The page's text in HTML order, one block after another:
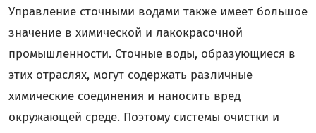
Управление сточными водами также имеет большое
значение в химической и лакокрасочной
промышленности. Сточные воды, образующиеся в
этих отраслях, могут содержать различные
химические соединения и наносить вред
окружающей среде. Поэтому системы очистки и